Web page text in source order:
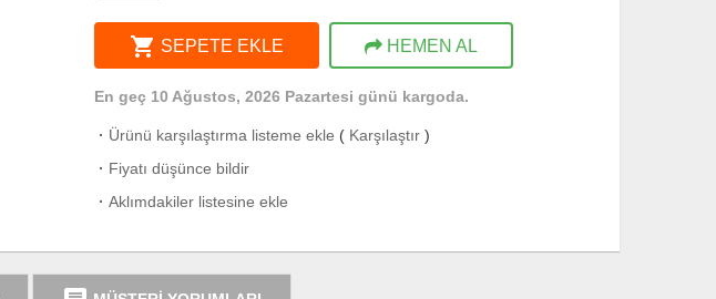
shopping_cart SEPETE EKLE HEMEN AL
En geç 10 Ağustos, 2026 Pazartesi günü kargoda.
· Ürünü karşılaştırma listeme ekle ( Karşılaştır)
· Fiyatı düşünce bildir
· Aklımdakiler listesine ekle